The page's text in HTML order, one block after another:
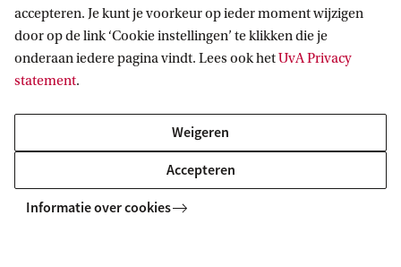
Meer auteursrecht informatie
accepteren. Je kunt je voorkeur op ieder moment wijzigen
door op de link ‘Cookie instellingen’ te klikken die je
onderaan iedere pagina vindt. Lees ook hetUvA Privacy
statement.
Weigeren
Accepteren
Informatie over cookies